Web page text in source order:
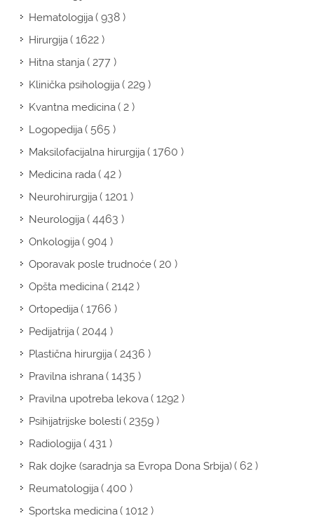
Hematologija( 938 )
Hirurgija( 1622 )
Hitna stanja( 277 )
Klinička psihologija( 229 )
Kvantna medicina( 2 )
Logopedija( 565 )
Maksilofacijalna hirurgija( 1760 )
Medicina rada( 42 )
Neurohirurgija( 1201 )
Neurologija( 4463 )
Onkologija( 904 )
Oporavak posle trudnoće( 20 )
Opšta medicina( 2142 )
Ortopedija( 1766 )
Pedijatrija( 2044 )
Plastična hirurgija( 2436 )
Pravilna ishrana( 1435 )
Pravilna upotreba lekova( 1292 )
Psihijatrijske bolesti( 2359 )
Radiologija( 431 )
Rak dojke (saradnja sa Evropa Dona Srbija)( 62 )
Reumatologija( 400 )
Sportska medicina( 1012 )